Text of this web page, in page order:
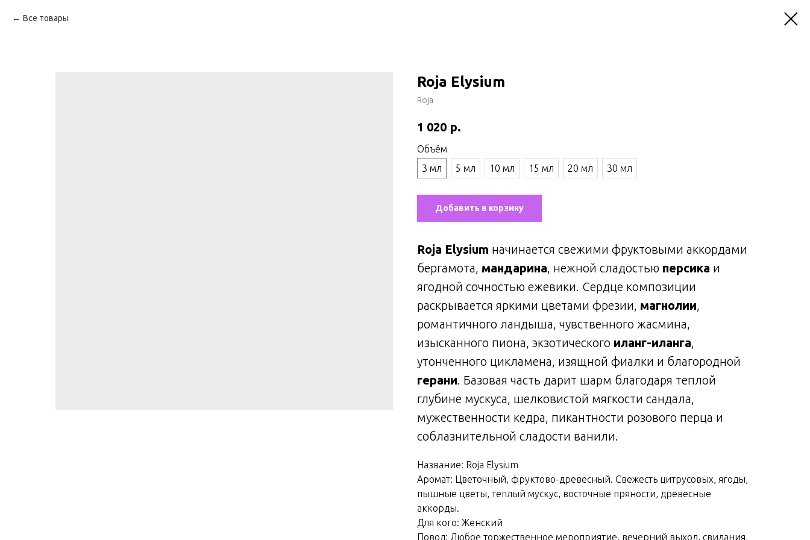
Все товары
Roja Elysium
Roja
1 020 р.
Объём
3 мл
5 мл 10 мл 15 мл 20 мл 30 мл
Добавить в корзину
Roja Elysium начинается свежими фруктовыми аккордами
бергамота, мандарина, нежной сладостью персика и
ягодной сочностью ежевики. Сердце композиции
раскрывается яркими цветами фрезии, магнолии,
романтичного ландыша, чувственного жасмина,
изысканного пиона, экзотического иланг-иланга,
утонченного цикламена, изящной фиалки и благородной
герани. Базовая часть дарит шарм благодаря теплой
глубине мускуса, шелковистой мягкости сандала,
мужественности кедра, пикантности розового перца и
соблазнительной сладости ванили.
Название: Roja Elysium
Аромат: Цветочный, фруктово-древесный. Свежесть цитрусовых, ягоды,
пышные цветы, теплый мускус, восточные пряности, древесные
аккорды.
Для кого: Женский
Повод: Любое торжественное мероприятие, вечерний выход, свидания,